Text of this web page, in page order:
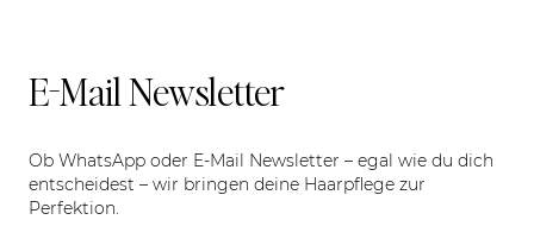
E-Mail Newsletter
Ob WhatsApp oder E-Mail Newsletter – egal wie du dich
entscheidest – wir bringen deine Haarpflege zur
Perfektion.